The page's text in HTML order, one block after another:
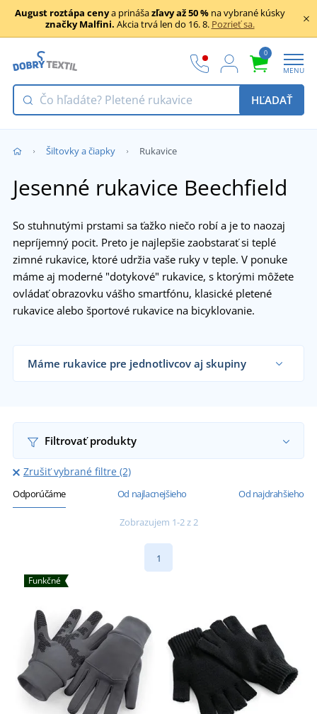
August roztápa cenya prinášazľavy až 50 %na vybrané kúsky
značky Malfini. Akcia trvá len do 16. 8. Pozrieť sa.
0
MENU
HĽADAŤ
Šiltovky a čiapky Rukavice
Jesenné rukavice Beechfield
So stuhnutými prstami sa ťažko niečo robí a je to naozaj
nepríjemný pocit. Preto je najlepšie zaobstarať si teplé
zimné rukavice, ktoré udržia vaše ruky v teple. V ponuke
máme aj moderné "dotykové" rukavice, s ktorými môžete
ovládať obrazovku vášho smartfónu, klasické pletené
rukavice alebo športové rukavice na bicyklovanie.
Máme rukavice pre jednotlivcov aj skupiny
Filtrovať produkty
Zrušiť vybrané filtre (2)
Odporúčáme Od najlacnejšieho Od najdrahšieho
Zobrazujem 1-2 z 2
1
Funkčné